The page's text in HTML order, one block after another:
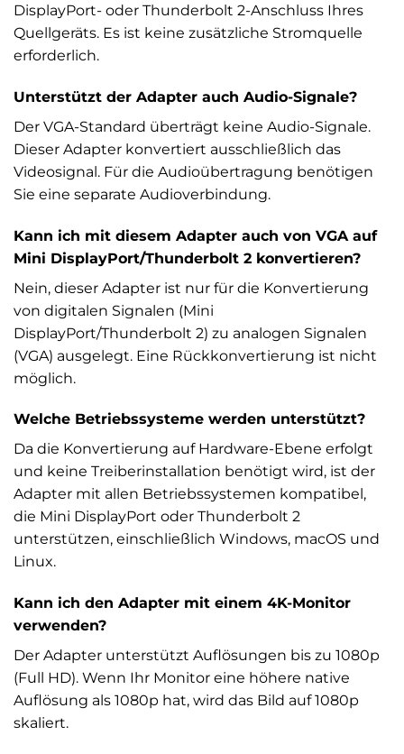
DisplayPort- oder Thunderbolt 2-Anschluss Ihres
Quellgeräts. Es ist keine zusätzliche Stromquelle
erforderlich.
Unterstützt der Adapter auch Audio-Signale?
Der VGA-Standard überträgt keine Audio-Signale.
Dieser Adapter konvertiert ausschließlich das
Videosignal. Für die Audioübertragung benötigen
Sie eine separate Audioverbindung.
Kann ich mit diesem Adapter auch von VGA auf
Mini DisplayPort/Thunderbolt 2 konvertieren?
Nein, dieser Adapter ist nur für die Konvertierung
von digitalen Signalen (Mini
DisplayPort/Thunderbolt 2) zu analogen Signalen
(VGA) ausgelegt. Eine Rückkonvertierung ist nicht
möglich.
Welche Betriebssysteme werden unterstützt?
Da die Konvertierung auf Hardware-Ebene erfolgt
und keine Treiberinstallation benötigt wird, ist der
Adapter mit allen Betriebssystemen kompatibel,
die Mini DisplayPort oder Thunderbolt 2
unterstützen, einschließlich Windows, macOS und
Linux.
Kann ich den Adapter mit einem 4K-Monitor
verwenden?
Der Adapter unterstützt Auflösungen bis zu 1080p
(Full HD). Wenn Ihr Monitor eine höhere native
Auflösung als 1080p hat, wird das Bild auf 1080p
skaliert.